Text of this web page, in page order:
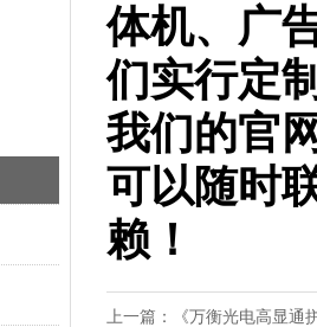
体机、广
们实行定
我们的官
可以随时
赖！
上一篇： 《万衡光电高显